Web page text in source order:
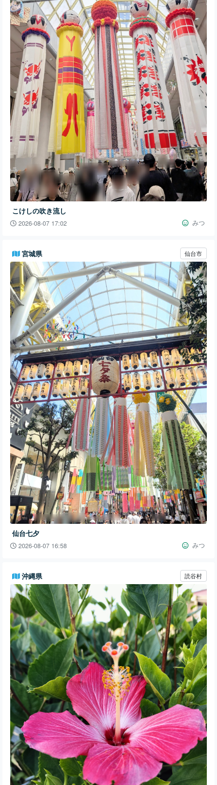
こけしの吹き流し
2026-08-07 17:02 みつ
宮城県 仙台市
仙台七夕
2026-08-07 16:58 みつ
沖縄県 読谷村